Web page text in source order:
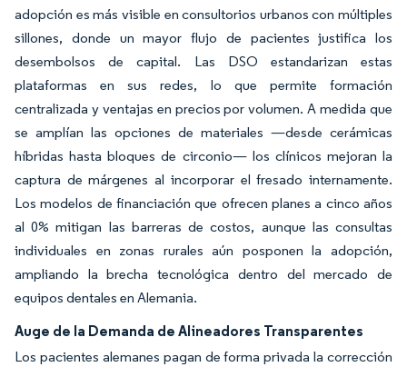
adopción es más visible en consultorios urbanos con múltiples
sillones, donde un mayor flujo de pacientes justifica los
desembolsos de capital. Las DSO estandarizan estas
plataformas en sus redes, lo que permite formación
centralizada y ventajas en precios por volumen. A medida que
se amplían las opciones de materiales —desde cerámicas
híbridas hasta bloques de circonio— los clínicos mejoran la
captura de márgenes al incorporar el fresado internamente.
Los modelos de financiación que ofrecen planes a cinco años
al 0% mitigan las barreras de costos, aunque las consultas
individuales en zonas rurales aún posponen la adopción,
ampliando la brecha tecnológica dentro del mercado de
equipos dentales en Alemania.
Auge de la Demanda de Alineadores Transparentes
Los pacientes alemanes pagan de forma privada la corrección